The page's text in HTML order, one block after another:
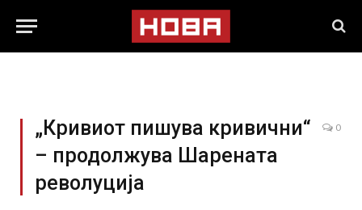
„Кривиот пишува кривични“
– продолжува Шарената
револуција
0